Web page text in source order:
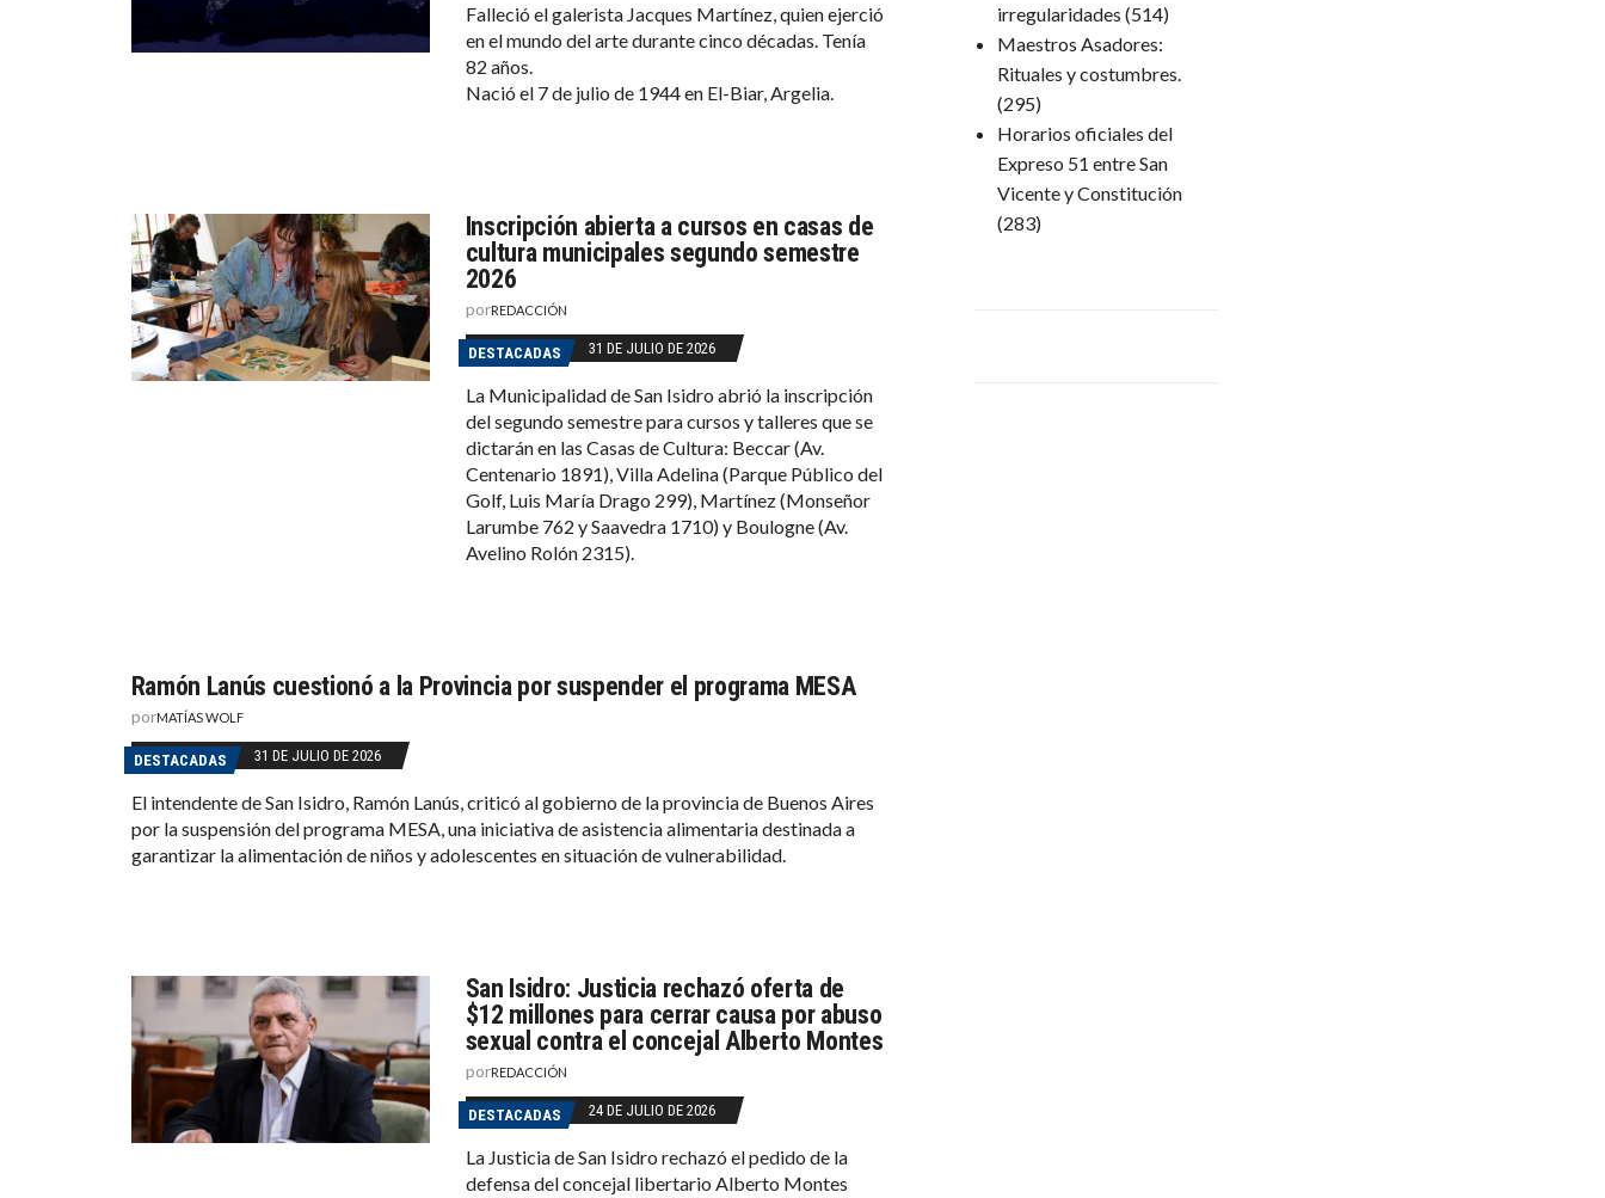
Falleció el galerista Jacques Martínez, quien ejerció
en el mundo del arte durante cinco décadas. Tenía
82 años.
Nació el 7 de julio de 1944 en El-Biar, Argelia.
Inscripción abierta a cursos en casas de
cultura municipales segundo semestre
2026
porREDACCIÓN
DESTACADAS 31 DE JULIO DE 2026
La Municipalidad de San Isidro abrió la inscripción
del segundo semestre para cursos y talleres que se
dictarán en las Casas de Cultura: Beccar (Av.
Centenario 1891), Villa Adelina (Parque Público del
Golf, Luis María Drago 299), Martínez (Monseñor
Larumbe 762 y Saavedra 1710) y Boulogne (Av.
Avelino Rolón 2315).
Ramón Lanús cuestionó a la Provincia por suspender el programa MESA
porMATÍAS WOLF
DESTACADAS 31 DE JULIO DE 2026
El intendente de San Isidro, Ramón Lanús, criticó al gobierno de la provincia de Buenos Aires
por la suspensión del programa MESA, una iniciativa de asistencia alimentaria destinada a
garantizar la alimentación de niños y adolescentes en situación de vulnerabilidad.
San Isidro: Justicia rechazó oferta de
$12 millones para cerrar causa por abuso
sexual contra el concejal Alberto Montes
porREDACCIÓN
DESTACADAS 24 DE JULIO DE 2026
La Justicia de San Isidro rechazó el pedido de la
defensa del concejal libertario Alberto Montes
irregularidades (514)
Maestros Asadores:
Rituales y costumbres.
(295)
Horarios oficiales del
Expreso 51 entre San
Vicente y Constitución
(283)